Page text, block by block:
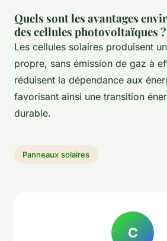
Quels sont les avantages
des cellules photovoltaïques ?
Les cellules solaires produisent
propre, sans émission de gaz à
réduisent la dépendance aux
favorisant ainsi une transition
durable.
Panneaux solaires
C